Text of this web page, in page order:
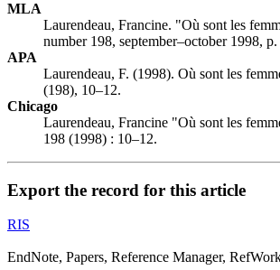
MLA
Laurendeau, Francine. "Où sont les
number 198, september–october 1998,
APA
Laurendeau, F. (1998). Où sont les
(198), 10–12.
Chicago
Laurendeau, Francine "Où sont les
198 (1998) : 10–12.
Export the record for this article
RIS
EndNote, Papers, Reference Manager,